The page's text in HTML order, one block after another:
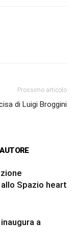
Prossimo articolo
di Luigi Broggini
Spazio heart
a